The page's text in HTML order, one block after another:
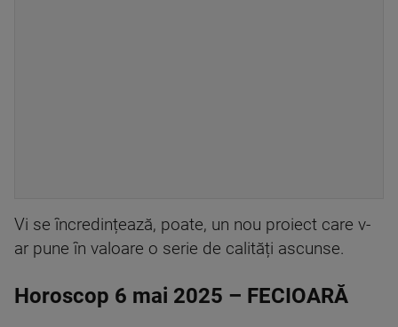
Vi se încredințează, poate, un nou proiect care v-
ar pune în valoare o serie de calități ascunse.
Horoscop 6 mai 2025 – FECIOARĂ